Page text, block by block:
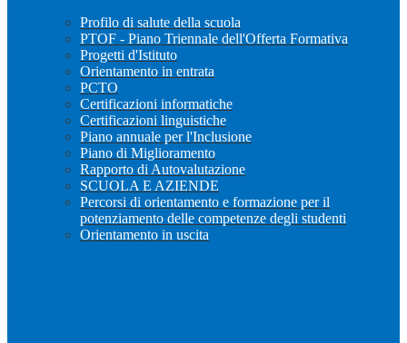
Profilo di salute della scuola
PTOF - Piano Triennale dell'Offerta Formativa
Progetti d'Istituto
Orientamento in entrata
PCTO
Certificazioni informatiche
Certificazioni linguistiche
Piano annuale per l'Inclusione
Piano di Miglioramento
Rapporto di Autovalutazione
SCUOLA E AZIENDE
Percorsi di orientamento e formazione per il
potenziamento delle competenze degli studenti
Orientamento in uscita